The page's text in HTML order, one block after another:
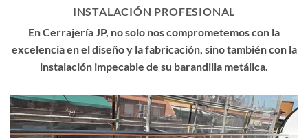
INSTALACIÓN PROFESIONAL
En Cerrajería JP, no solo nos comprometemos con la
excelencia en el diseño y la fabricación, sino también con la
instalación impecable de su barandilla metálica.